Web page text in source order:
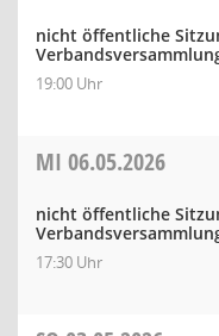
nicht öffentliche
19:00 Uhr
MI 06.05.2026
nicht öffentliche
17:30 Uhr